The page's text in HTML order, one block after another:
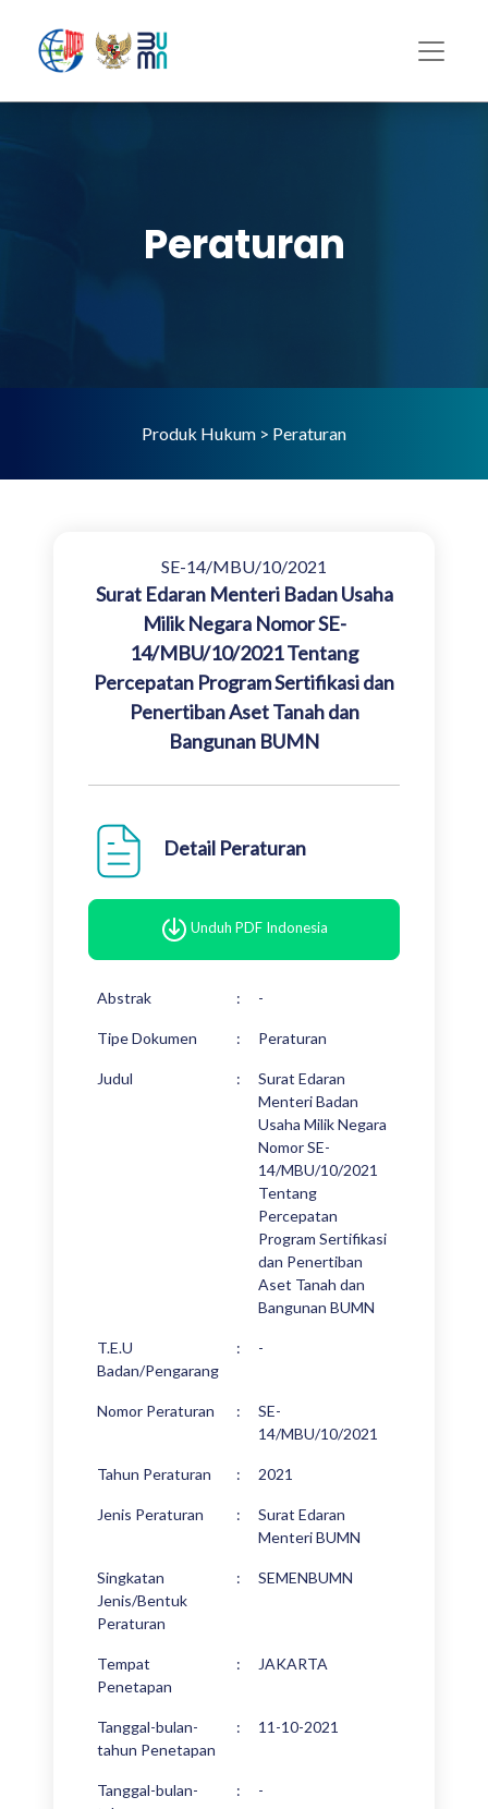
Peraturan
Produk Hukum > Peraturan
SE-14/MBU/10/2021
Surat Edaran Menteri Badan Usaha
Milik Negara Nomor SE-
14/MBU/10/2021 Tentang
Percepatan Program Sertifikasi dan
Penertiban Aset Tanah dan
Bangunan BUMN
Detail Peraturan
Unduh PDF Indonesia
Abstrak : -
Tipe Dokumen : Peraturan
Judul :
Surat Edaran
Menteri Badan
Usaha Milik Negara
Nomor SE-
14/MBU/10/2021
Tentang
Percepatan
Program Sertifikasi
dan Penertiban
Aset Tanah dan
Bangunan BUMN
T.E.U
Badan/Pengarang
: -
Nomor Peraturan :
SE-
14/MBU/10/2021
Tahun Peraturan : 2021
Jenis Peraturan :
Surat Edaran
Menteri BUMN
Singkatan
Jenis/Bentuk
Peraturan
: SEMENBUMN
Tempat
Penetapan
: JAKARTA
Tanggal-bulan-
tahun Penetapan
: 11-10-2021
Tanggal-bulan-
: -